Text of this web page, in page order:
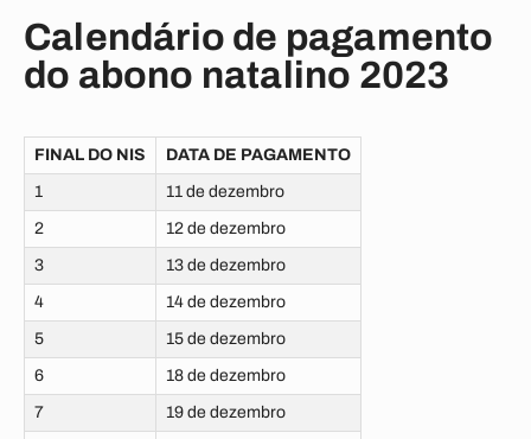
Calendário de pagamento
do abono natalino 2023
FINAL DO NIS DATA DE PAGAMENTO
1 11 de dezembro
2 12 de dezembro
3 13 de dezembro
4 14 de dezembro
5 15 de dezembro
6 18 de dezembro
7 19 de dezembro